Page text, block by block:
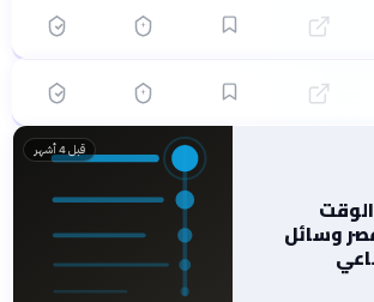
كيف تحقق التوازن بين العمل
ابدأ ←
وسائل
قبل 4 أشهر